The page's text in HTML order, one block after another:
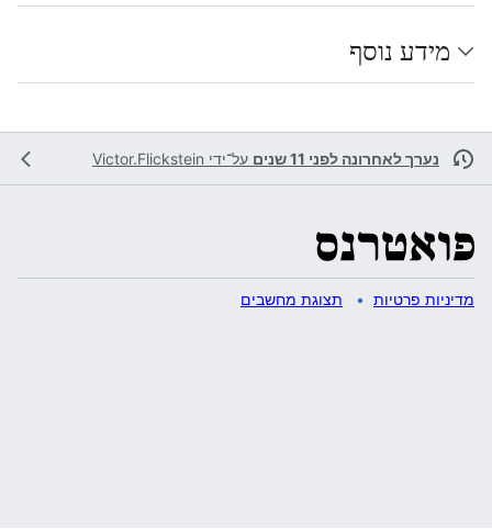
מידע נוסף
נערך לאחרונה לפני 11 שנים על־ידי Victor.Flickstein
מדיניות פרטיות תצוגת מחשבים